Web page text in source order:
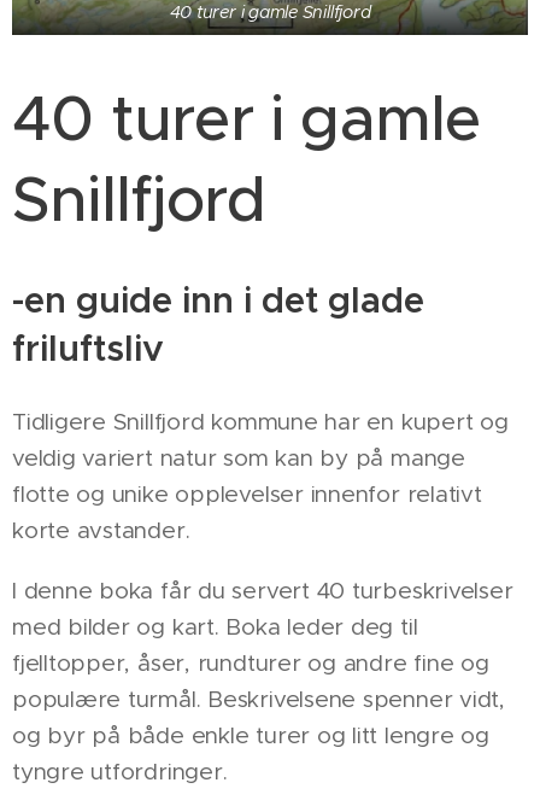
40 turer i gamle Snillfjord
40 turer i gamle
Snillfjord
-en guide inn i det glade
friluftsliv
Tidligere Snillfjord kommune har en kupert og
veldig variert natur som kan by på mange
flotte og unike opplevelser innenfor relativt
korte avstander.
I denne boka får du servert 40 turbeskrivelser
med bilder og kart. Boka leder deg til
fjelltopper, åser, rundturer og andre fine og
populære turmål. Beskrivelsene spenner vidt,
og byr på både enkle turer og litt lengre og
tyngre utfordringer.